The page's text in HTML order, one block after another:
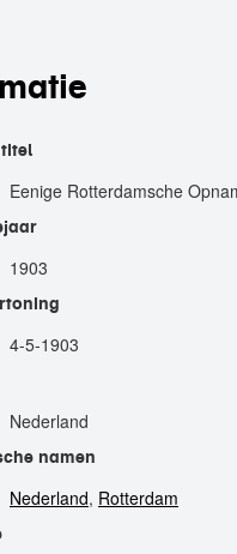
Eenige Rotterdamsche
1903
4-5-1903
Nederland
namen
Nederland, Rotterdam